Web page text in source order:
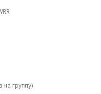
на группу)